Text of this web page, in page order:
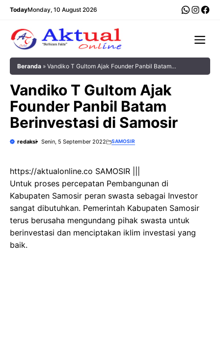
Langsung
TodayMonday, 10 August 2026
Beranda » Vandiko T Gultom Ajak Founder Panbil Batam
Vandiko T Gultom Ajak
Founder Panbil Batam
Berinvestasi di Samosir
redaksi Senin, 5 September 2022 SAMOSIR
https://aktualonline.co SAMOSIR |||
Untuk proses percepatan Pembangunan di
Kabupaten Samosir peran swasta sebagai Investor
sangat dibutuhkan. Pemerintah Kabupaten Samosir
terus berusaha mengundang pihak swasta untuk
berinvestasi dan menciptakan iklim investasi yang
baik.